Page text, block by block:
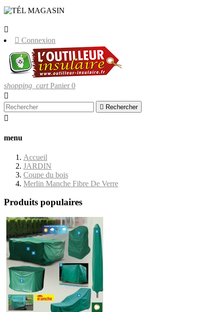

 Connexion
shopping_cart Panier 0

 Rechercher

menu
Accueil
JARDIN
Coupe du bois
Merlin Manche Fibre De Verre
Produits populaires